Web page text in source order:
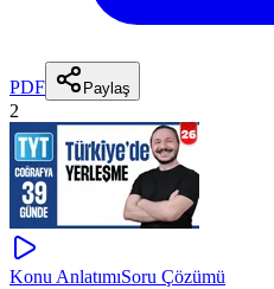
PDF Paylaş
2
Konu AnlatımıSoru Çözümü